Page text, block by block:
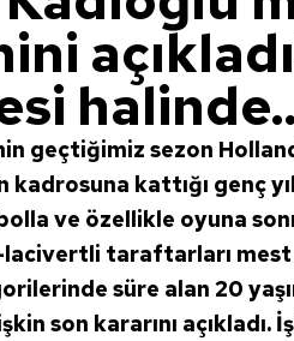
geçtiğimiz sezon
kattığı genç
ve özellikle oyuna
lacivertli taraftarları mest
süre alan 20
son kararını açıkladı.